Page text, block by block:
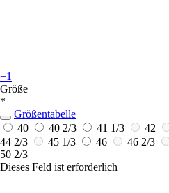
+1
Größe
*
Größentabelle
40
40 2/3 41 1/3 42
44 2/3
45 1/3 46 46 2/3
50 2/3
Dieses Feld ist erforderlich